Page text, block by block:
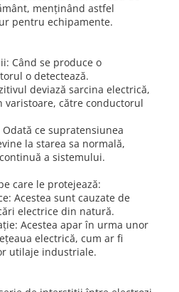
menținând astfel
pentru echipamente.
Când se produce o
o detectează.
deviază sarcina electrică,
către conductorul
ce supratensiunea
la starea sa normală,
a sistemului.
care le protejează:
Acestea sunt cauzate de
electrice din natură.
Acestea apar în urma unor
electrică, cum ar fi
utilaje industriale.